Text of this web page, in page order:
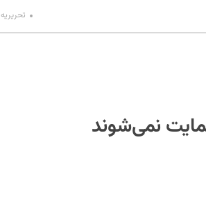
تحریریه
نمی‌شوند